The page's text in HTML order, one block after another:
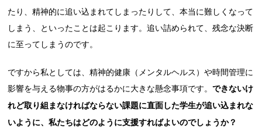
たり、精神的に追い込まれてしまったりして、本当に難しくなって
しまう、といったことは起こります。追い詰められて、残念な決断
に至ってしまうのです。
ですから私としては、精神的健康（メンタルヘルス）や時間管理に
影響を与える物事の方がはるかに大きな懸念事項です。できないけ
れど取り組まなければならない課題に直面した学生が追い込まれな
いように、私たちはどのように支援すればよいのでしょうか？